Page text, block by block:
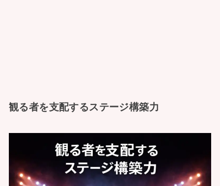
観る者を支配するステージ構築力